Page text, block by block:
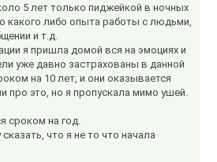
5 лет только пиджейкой в ночных
какого либо опыта работы с людьми,
и т.д.
я пришла домой вся на эмоциях и
уже давно застрахованы в данной
на 10 лет, и они оказывается
про это, но я пропускала мимо ушей.
сроком на год.
что я не то что начала